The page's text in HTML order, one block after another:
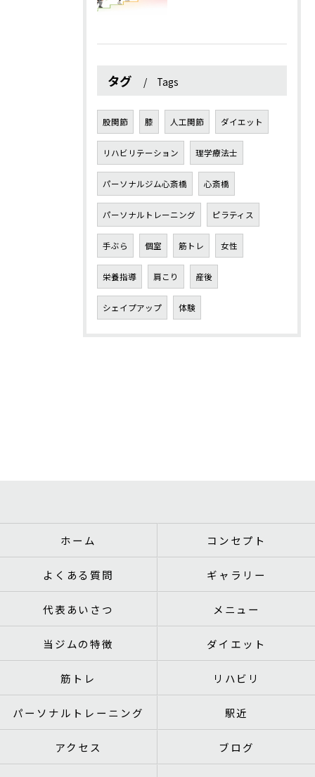
タグ Tags
股関節 膝 人工関節 ダイエット
リハビリテーション 理学療法士
パーソナルジム心斎橋 心斎橋
パーソナルトレーニング ピラティス
手ぶら 個室 筋トレ 女性
栄養指導 肩こり 産後
シェイプアップ 体験
ホーム コンセプト
よくある質問 ギャラリー
代表あいさつ メニュー
当ジムの特徴 ダイエット
筋トレ リハビリ
パーソナルトレーニング 駅近
アクセス ブログ